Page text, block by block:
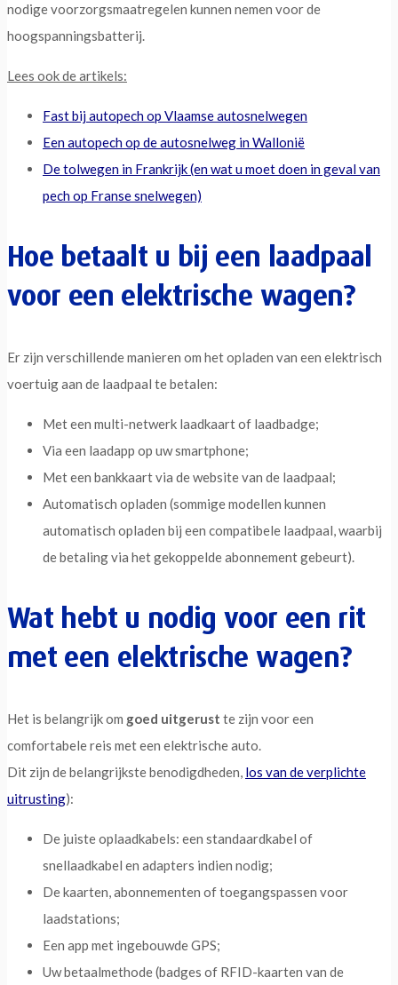
nodige voorzorgsmaatregelen kunnen nemen voor de
hoogspanningsbatterij.
Lees ook de artikels:
Fast bij autopech op Vlaamse autosnelwegen
Een autopech op de autosnelweg in Wallonië
De tolwegen in Frankrijk (en wat u moet doen in geval van
pech op Franse snelwegen)
Hoe betaalt u bij een laadpaal
voor een elektrische wagen?
Er zijn verschillende manieren om het opladen van een elektrisch
voertuig aan de laadpaal te betalen:
Met een multi-netwerk laadkaart of laadbadge;
Via een laadapp op uw smartphone;
Met een bankkaart via de website van de laadpaal;
Automatisch opladen (sommige modellen kunnen
automatisch opladen bij een compatibele laadpaal, waarbij
de betaling via het gekoppelde abonnement gebeurt).
Wat hebt u nodig voor een rit
met een elektrische wagen?
Het is belangrijk om goed uitgerust te zijn voor een
comfortabele reis met een elektrische auto.
Dit zijn de belangrijkste benodigdheden, los van de verplichte
uitrusting):
De juiste oplaadkabels: een standaardkabel of
snellaadkabel en adapters indien nodig;
De kaarten, abonnementen of toegangspassen voor
laadstations;
Een app met ingebouwde GPS;
Uw betaalmethode (badges of RFID-kaarten van de